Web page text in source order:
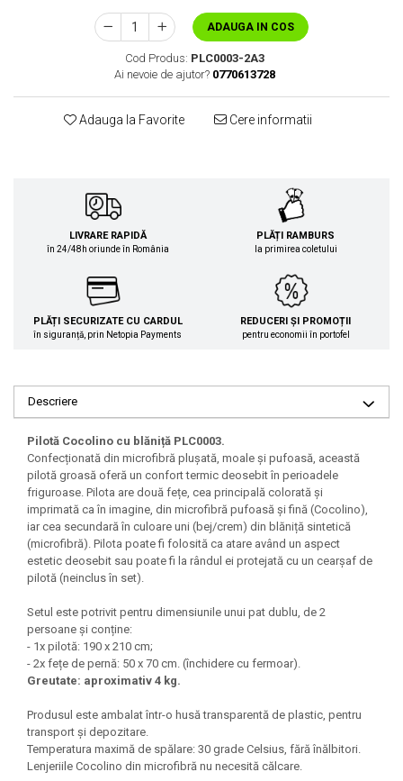
ADAUGA IN COS
Cod Produs: PLC0003-2A3
Ai nevoie de ajutor? 0770613728
Adauga la Favorite Cere informatii
LIVRARE RAPIDĂ
în 24/48h oriunde în România
PLĂȚI RAMBURS
la primirea coletului
PLĂȚI SECURIZATE CU CARDUL
în siguranță, prin Netopia Payments
REDUCERI ȘI PROMOȚII
pentru economii în portofel
Descriere
Pilotă Cocolino cu blăniță PLC0003.
Confecționată din microfibră plușată, moale și pufoasă, această
pilotă groasă oferă un confort termic deosebit în perioadele
friguroase. Pilota are două fețe, cea principală colorată și
imprimată ca în imagine, din microfibră pufoasă și fină (Cocolino),
iar cea secundară în culoare uni (bej/crem) din blăniță sintetică
(microfibră). Pilota poate fi folosită ca atare având un aspect
estetic deosebit sau poate fi la rândul ei protejată cu un cearșaf de
pilotă (neinclus în set).
Setul este potrivit pentru dimensiunile unui pat dublu, de 2
persoane și conține:
- 1x pilotă: 190 x 210 cm;
- 2x fețe de pernă: 50 x 70 cm. (închidere cu fermoar).
Greutate: aproximativ 4 kg.
Produsul este ambalat într-o husă transparentă de plastic, pentru
transport și depozitare.
Temperatura maximă de spălare: 30 grade Celsius, fără înălbitori.
Lenjeriile Cocolino din microfibră nu necesită călcare.